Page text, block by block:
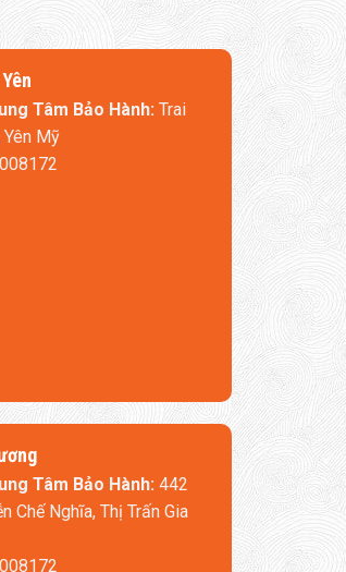
Tâm Bảo Hành: Trai
Yên Mỹ
Tâm Bảo Hành: 442
Chế Nghĩa, Thị Trấn Gia